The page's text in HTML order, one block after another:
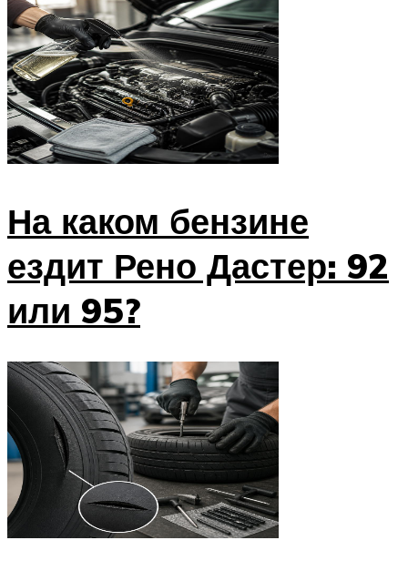
На каком бензине
ездит Рено Дастер: 92
или 95?